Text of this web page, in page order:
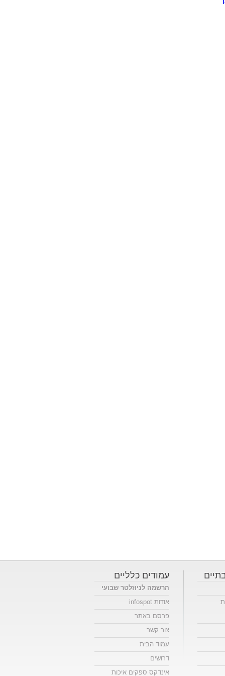
עמודים כלליים
הרשמה לניוזלטר שבועי
אודות infospot
פרסם באתר
צור קשר
עמוד הבית
דרושים
אינדקס ספקים איכות